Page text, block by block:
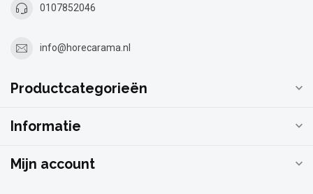
0107852046
info@horecarama.nl
Productcategorieën
Informatie
Mijn account